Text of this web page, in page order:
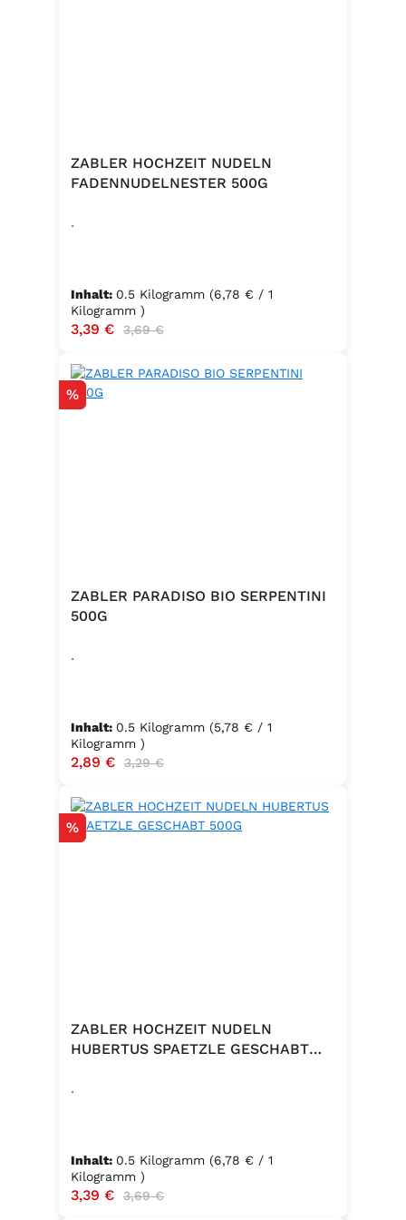
ZABLER HOCHZEIT NUDELN
FADENNUDELNESTER 500G
.
Inhalt: 0.5 Kilogramm (6,78 € / 1
Kilogramm )
Verkaufspreis:
3,39 € Regulärer Preis:
3,69 €
Rabatt
%
ZABLER PARADISO BIO SERPENTINI
500G
.
Inhalt: 0.5 Kilogramm (5,78 € / 1
Kilogramm )
Verkaufspreis:
2,89 € Regulärer Preis:
3,29 €
Rabatt
%
ZABLER HOCHZEIT NUDELN
HUBERTUS SPAETZLE GESCHABT
.
Inhalt: 0.5 Kilogramm (6,78 € / 1
Kilogramm )
Verkaufspreis:
3,39 € Regulärer Preis:
3,69 €